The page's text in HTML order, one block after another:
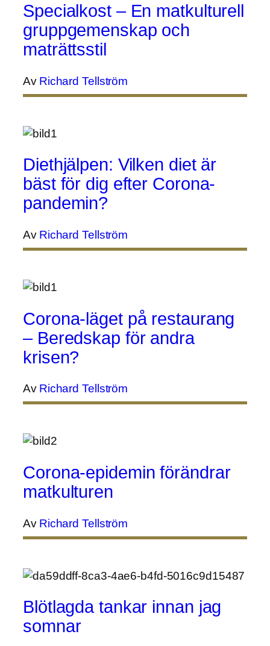
Specialkost – En matkulturell
gruppgemenskap och
maträttsstil
Av Richard Tellström
Diethjälpen: Vilken diet är
bäst för dig efter Corona-
pandemin?
Av Richard Tellström
Corona-läget på restaurang
– Beredskap för andra
krisen?
Av Richard Tellström
Corona-epidemin förändrar
matkulturen
Av Richard Tellström
Blötlagda tankar innan jag
somnar